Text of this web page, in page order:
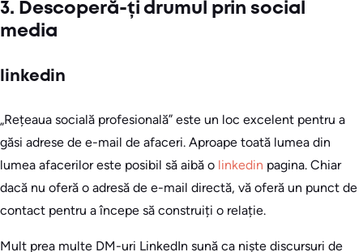
3. Descoperă-ți drumul prin social
media
linkedin
„Rețeaua socială profesională” este un loc excelent pentru a
găsi adrese de e-mail de afaceri. Aproape toată lumea din
lumea afacerilor este posibil să aibă o linkedin pagina. Chiar
dacă nu oferă o adresă de e-mail directă, vă oferă un punct de
contact pentru a începe să construiți o relație.
Mult prea multe DM-uri LinkedIn sună ca niște discursuri de